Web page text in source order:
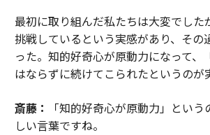
最初に取り組んだ私たちは大変でした
挑戦しているという実感があり、その
った。知的好奇心が原動力になって、
はならずに続けてこられたというのが
斎藤：
「知的好奇心が原動力」とい
しい言葉ですね。